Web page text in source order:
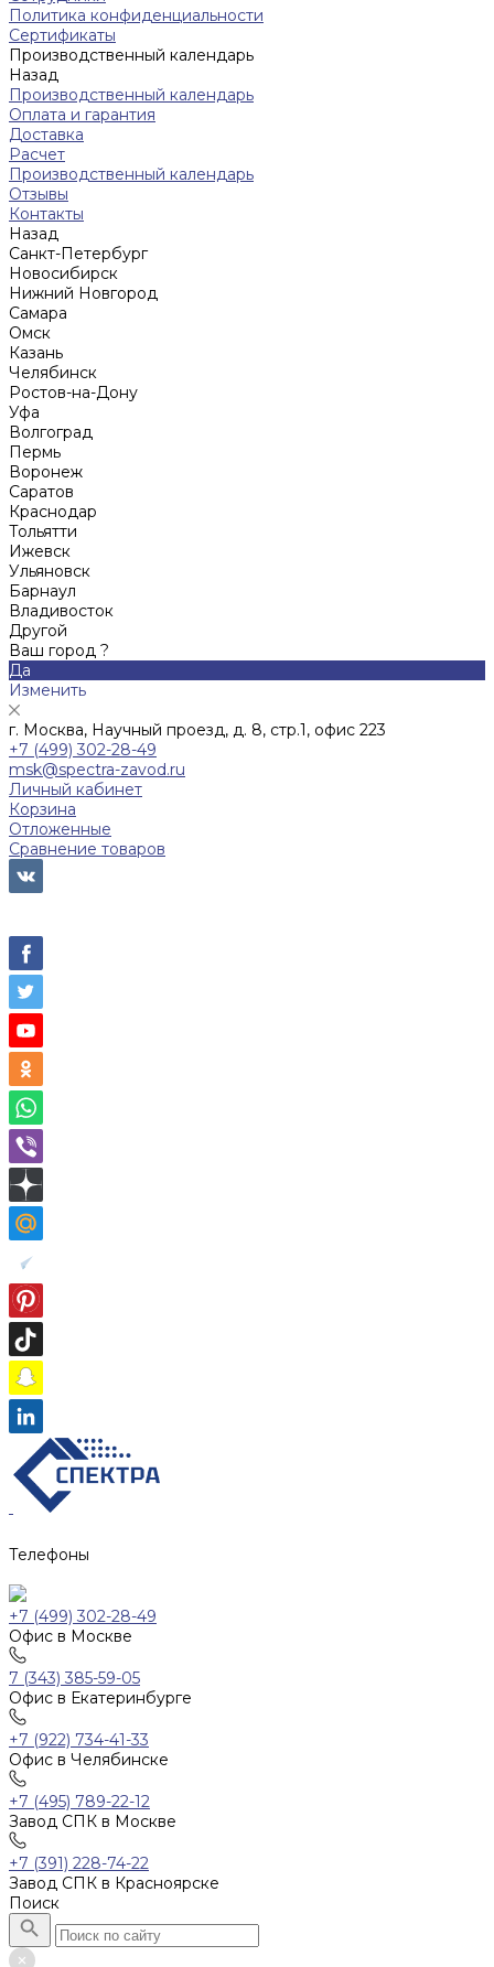
Политика конфиденциальности
Сертификаты
Производственный календарь
Назад
Производственный календарь
Оплата и гарантия
Доставка
Расчет
Производственный календарь
Отзывы
Контакты
Назад
Санкт-Петербург
Новосибирск
Нижний Новгород
Cамара
Омск
Казань
Челябинск
Ростов-на-Дону
Уфа
Волгоград
Пермь
Воронеж
Саратов
Краснодар
Тольятти
Ижевск
Ульяновск
Барнаул
Владивосток
Другой
Ваш город ?
Да
Изменить
г. Москва, Научный проезд, д. 8, стр.1, офис 223
+7 (499) 302-28-49
msk@spectra-zavod.ru
Личный кабинет
Корзина
Отложенные
Сравнение товаров
Телефоны
+7 (499) 302-28-49
Офис в Москве
7 (343) 385-59-05
Офис в Екатеринбурге
+7 (922) 734-41-33
Офис в Челябинске
+7 (495) 789-22-12
Завод СПК в Москве
+7 (391) 228-74-22
Завод СПК в Красноярске
Поиск